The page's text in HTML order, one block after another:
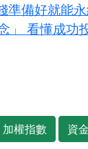
準備好就能
」 看懂成功
加權指數 資金